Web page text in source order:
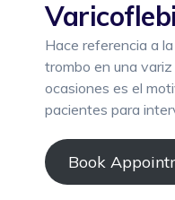
Hace referencia a
trombo en una
ocasiones es el
pacientes para
Book